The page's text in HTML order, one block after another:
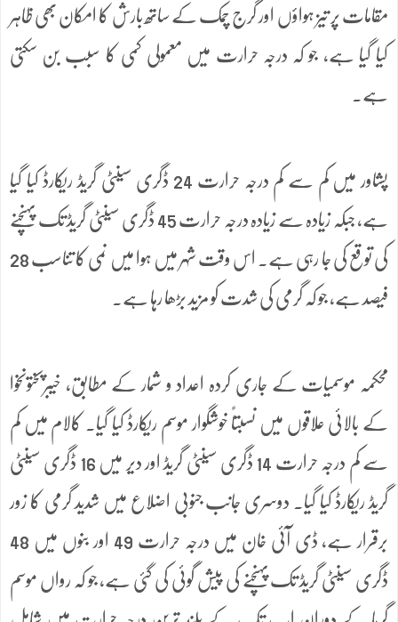
مقامات پر تیز ہواؤں اور گرج چمک کے ساتھ بارش کا امکان بھی ظاہر
کیا گیا ہے، جو کہ درجہ حرارت میں معمولی کمی کا سبب بن سکتی
ہے۔
پشاور میں کم سے کم درجہ حرارت 24 ڈگری سینٹی گریڈ ریکارڈ کیا گیا
ہے، جبکہ زیادہ سے زیادہ درجہ حرارت 45 ڈگری سینٹی گریڈ تک پہنچنے
کی توقع کی جا رہی ہے۔ اس وقت شہر میں ہوا میں نمی کا تناسب 28
فیصد ہے، جو کہ گرمی کی شدت کو مزید بڑھا رہا ہے۔
محکمہ موسمیات کے جاری کردہ اعداد و شمار کے مطابق، خیبرپختونخوا
کے بالائی علاقوں میں نسبتاً خوشگوار موسم ریکارڈ کیا گیا۔ کالام میں کم
سے کم درجہ حرارت 14 ڈگری سینٹی گریڈ اور دیر میں 16 ڈگری سینٹی
گریڈ ریکارڈ کیا گیا۔ دوسری جانب جنوبی اضلاع میں شدید گرمی کا زور
برقرار ہے، ڈی آئی خان میں درجہ حرارت 49 اور بنوں میں 48
ڈگری سینٹی گریڈ تک پہنچنے کی پیش گوئی کی گئی ہے، جو کہ رواں موسم